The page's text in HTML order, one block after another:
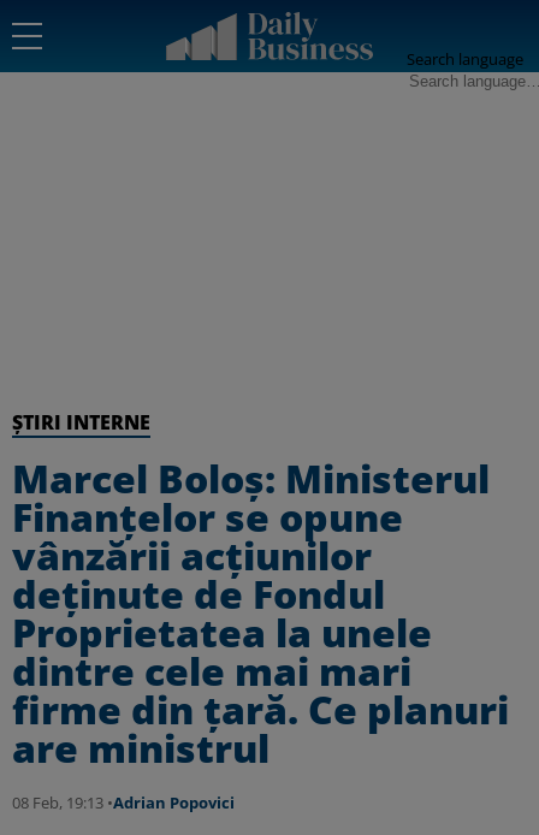
Search language
ȘTIRI INTERNE
Marcel Boloș: Ministerul
Finanțelor se opune
vânzării acțiunilor
deținute de Fondul
Proprietatea la unele
dintre cele mai mari
firme din țară. Ce planuri
are ministrul
08 Feb, 19:13 •Adrian Popovici